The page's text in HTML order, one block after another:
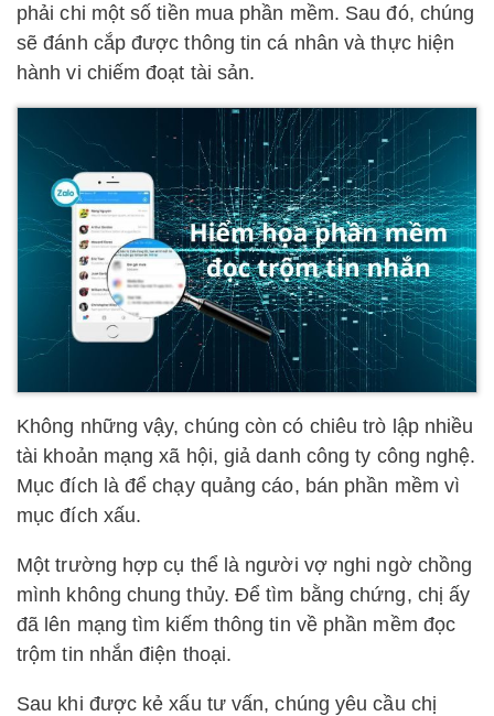
phải chi một số tiền mua phần mềm. Sau đó, chúng
sẽ đánh cắp được thông tin cá nhân và thực hiện
hành vi chiếm đoạt tài sản.
Không những vậy, chúng còn có chiêu trò lập nhiều
tài khoản mạng xã hội, giả danh công ty công nghệ.
Mục đích là để chạy quảng cáo, bán phần mềm vì
mục đích xấu.
Một trường hợp cụ thể là người vợ nghi ngờ chồng
mình không chung thủy. Để tìm bằng chứng, chị ấy
đã lên mạng tìm kiếm thông tin về phần mềm đọc
trộm tin nhắn điện thoại.
Sau khi được kẻ xấu tư vấn, chúng yêu cầu chị